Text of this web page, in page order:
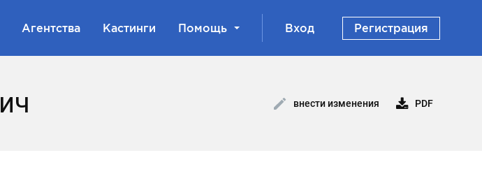
Агентства Кастинги Помощь Вход Регистрация
внести изменения PDF